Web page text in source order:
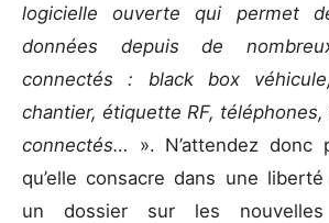
logicielle ouverte qui permet
données depuis de
connectés : black box
chantier, étiquette RF,
connectés… ». N’attendez donc
qu’elle consacre dans une
un dossier sur les nouvelles